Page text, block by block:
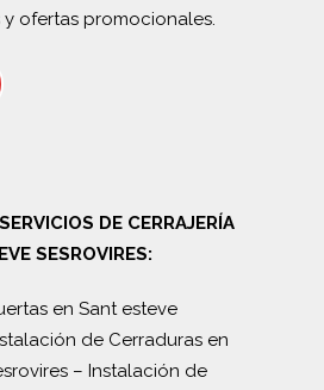
ofertas promocionales.
DE CERRAJERÍA
SESROVIRES:
en Sant esteve
de Cerraduras en
– Instalación de